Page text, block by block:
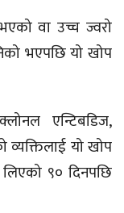
वा उच्च ज्वरो
भएपछि यो खोप
एन्टिबडिज,
व्यक्तिलाई यो खोप
९० दिनपछि